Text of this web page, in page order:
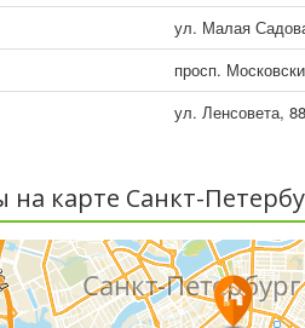
ул. Малая
просп.
ул. Ленсовета,
карте Санкт-